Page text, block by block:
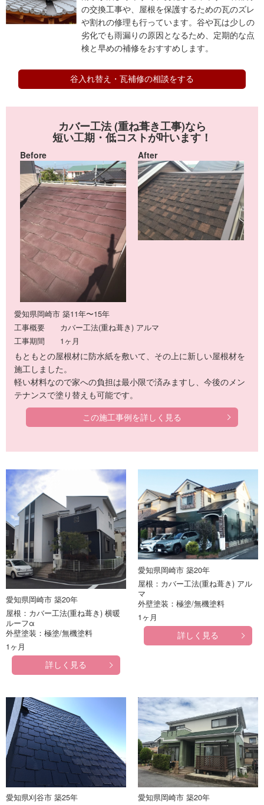
の交換工事や、屋根を保護するための瓦のズレ
や割れの修理も行っています。谷や瓦は少しの
劣化でも雨漏りの原因となるため、定期的な点
検と早めの補修をおすすめします。
谷入れ替え・瓦補修の相談をする
カバー工法 (重ね葺き工事)なら
短い工期・低コストが叶います！
Before After
愛知県岡崎市 築11年〜15年
工事概要
カバー工法(重ね葺き) アルマ
工事期間
1ヶ月
もともとの屋根材に防水紙を敷いて、その上に新しい屋根材を
施工しました。
軽い材料なので家への負担は最小限で済みますし、今後のメン
テナンスで塗り替えも可能です。
この施工事例を詳しく見る
愛知県岡崎市 築20年
屋根：カバー工法(重ね葺き) 横暖
ルーフα
外壁塗装：極塗/無機塗料
1ヶ月
詳しく見る
愛知県岡崎市 築20年
屋根：カバー工法(重ね葺き) アル
マ
外壁塗装：極塗/無機塗料
1ヶ月
詳しく見る
愛知県刈谷市 築25年
愛知県岡崎市 築20年